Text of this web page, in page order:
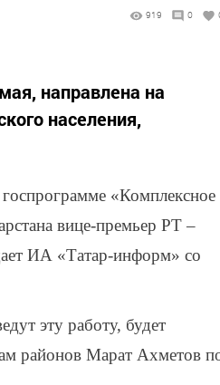
919 0
направлена на
населения,
«Комплексное
вице-премьер РТ –
ИА «Татар-информ» со
эту работу, будет
районов Марат Ахметов